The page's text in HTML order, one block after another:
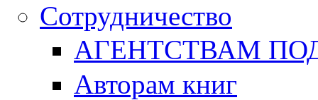
Сотрудничество
АГЕНТСТВАМ
Авторам книг